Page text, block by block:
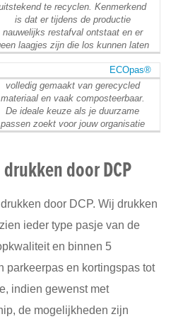
te recyclen. Kenmerkend
is dat er tijdens de productie
nauwelijks restafval ontstaat en er
laagjes zijn die los kunnen laten
ECOpas®
volledig gemaakt van gerecycled
materiaal en vaak composteerbaar.
De ideale keuze als je duurzame
passen zoekt voor jouw organisatie
door DCP
door DCP. Wij drukken
ieder type pasje van de
en binnen 5
parkeerpas en kortingspas tot
indien gewenst met
de mogelijkheden zijn